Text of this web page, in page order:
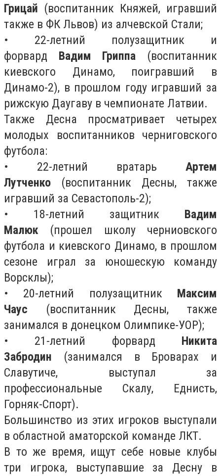
Грицай (воспитанник Княжей, игравший
также в ФК Львов) из алчевской Стали;
• 22-летний полузащитник и
форвард Вадим Гриппа (воспитанник
киевского Динамо, поигравший в
Динамо-2), в прошлом году игравший за
рижскую Даугаву в чемпионате Латвии.
Также Десна просматривает четырех
молодых воспитанников черниговского
футбола:
• 22-летний вратарь Артем
Лутченко (воспитанник Десны, также
игравший за Севастополь-2);
• 18-летний защитник Вадим
Малюк (прошел школу черниовского
футбола и киевского Динамо, в прошлом
сезоне играл за юношескую команду
Ворсклы);
• 20-летний полузащитник Максим
Чаус (воспитанник Десны, также
занимался в донецком Олимпике-УОР);
• 21-летний форвард Никита
Забродин (занимался в Броварах и
Славутиче, выступал за
профессиональные Скалу, Еднисть,
Горняк-Спорт).
Большинство из этих игроков выступали
в областной аматорской команде ЛКТ.
В то же время, ищут себе новые клубы
три игрока, выступавшие за Десну в